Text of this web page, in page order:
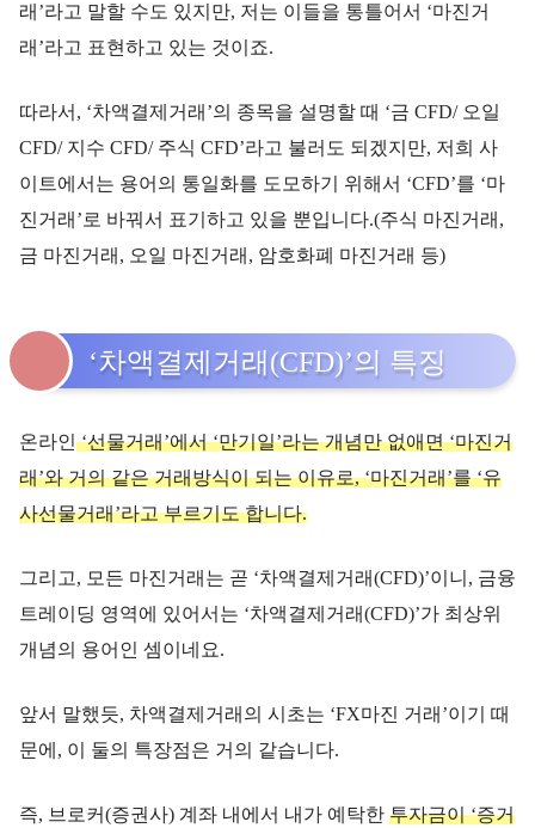
래’라고 말할 수도 있지만, 저는 이들을 통틀어서 ‘마진거
래’라고 표현하고 있는 것이죠.
따라서, ‘차액결제거래’의 종목을 설명할 때 ‘금 CFD/ 오일
CFD/ 지수 CFD/ 주식 CFD’라고 불러도 되겠지만, 저희 사
이트에서는 용어의 통일화를 도모하기 위해서 ‘CFD’를 ‘마
진거래’로 바꿔서 표기하고 있을 뿐입니다.(주식 마진거래,
금 마진거래, 오일 마진거래, 암호화폐 마진거래 등)
‘차액결제거래(CFD)’의 특징
온라인‘선물거래’에서 ‘만기일’라는 개념만 없애면 ‘마진거
래’와 거의 같은 거래방식이 되는 이유로, ‘마진거래’를 ‘유
사선물거래’라고 부르기도 합니다.
그리고, 모든 마진거래는 곧 ‘차액결제거래(CFD)’이니, 금융
트레이딩 영역에 있어서는 ‘차액결제거래(CFD)’가 최상위
개념의 용어인 셈이네요.
앞서 말했듯, 차액결제거래의 시초는 ‘FX마진 거래’이기 때
문에, 이 둘의 특장점은 거의 같습니다.
즉, 브로커(증권사) 계좌 내에서 내가 예탁한 투자금이 ‘증거